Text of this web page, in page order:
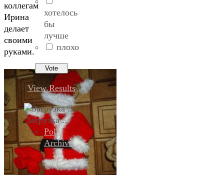
коллегам
Ирина
делает
своими
руками.
хотелось
бы
лучше
плохо
View Results
Загрузка ...
Polls
Archive